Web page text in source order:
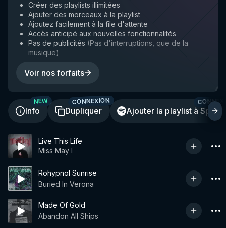
Créer des playlists illimitées
Ajouter des morceaux à la playlist
Ajoutez facilement à la file d'attente
Accès anticipé aux nouvelles fonctionnalités
Pas de publicités (Pas d'interruptions, que de la
musique)
Voir nos forfaits
Info
NEW
Dupliquer
CONNEXION
Ajouter la playlist à
Live This Life
Miss May I
Rohypnol Sunrise
Buried In Verona
Made Of Gold
Abandon All Ships